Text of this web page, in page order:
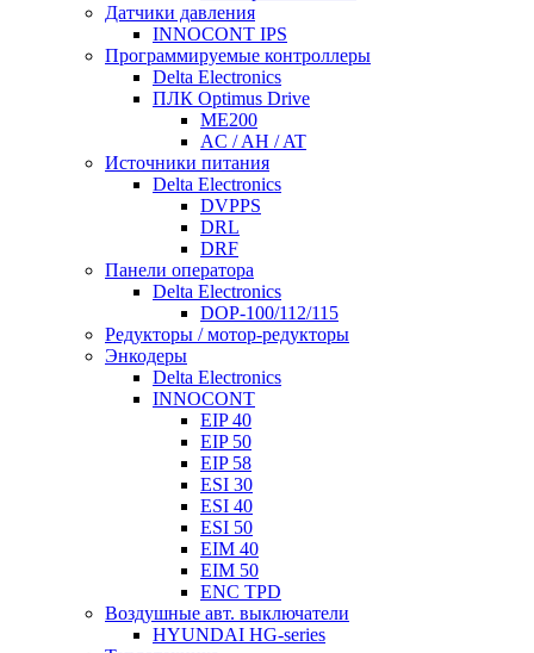
Датчики давления
INNOCONT IPS
Программируемые контроллеры
Delta Electronics
ПЛК Optimus Drive
ME200
AC / AH / AT
Источники питания
Delta Electronics
DVPPS
DRL
DRF
Панели оператора
Delta Electronics
DOP-100/112/115
Редукторы / мотор-редукторы
Энкодеры
Delta Electronics
INNOCONT
EIP 40
EIP 50
EIP 58
ESI 30
ESI 40
ESI 50
EIM 40
EIM 50
ENC TPD
Воздушные авт. выключатели
HYUNDAI HG-series